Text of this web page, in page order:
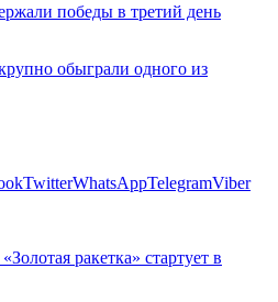
победы в третий день
обыграли одного из
TwitterWhatsAppTelegramViber
ракетка» стартует в